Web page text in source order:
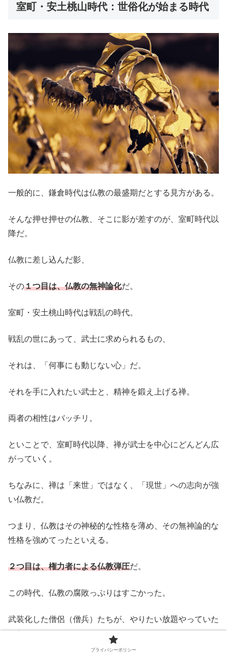
室町・安土桃山時代：世俗化が始まる時代
一般的に、鎌倉時代は仏教の最盛期だとする見方がある。
そんな押せ押せの仏教、そこに影が差すのが、室町時代以
降だ。
仏教に差し込んだ影、
その１つ目は、仏教の無神論化だ。
室町・安土桃山時代は戦乱の時代。
戦乱の世にあって、武士に求められるもの、
それは、「何事にも動じない心」だ。
それを手に入れたい武士と、精神を鍛え上げる禅。
両者の相性はバッチリ。
といことで、室町時代以降、禅が武士を中心にどんどん広
がっていく。
ちなみに、禅は「来世」ではなく、「現世」への志向が強
い仏教だ。
つまり、仏教はその神秘的な性格を薄め、その無神論的な
性格を強めてったといえる。
２つ目は、権力者による仏教弾圧だ。
この時代、仏教の腐敗っぷりはすごかった。
武装化した僧侶（僧兵）たちが、やりたい放題やっていた
のだ。
プライバシーポリシー